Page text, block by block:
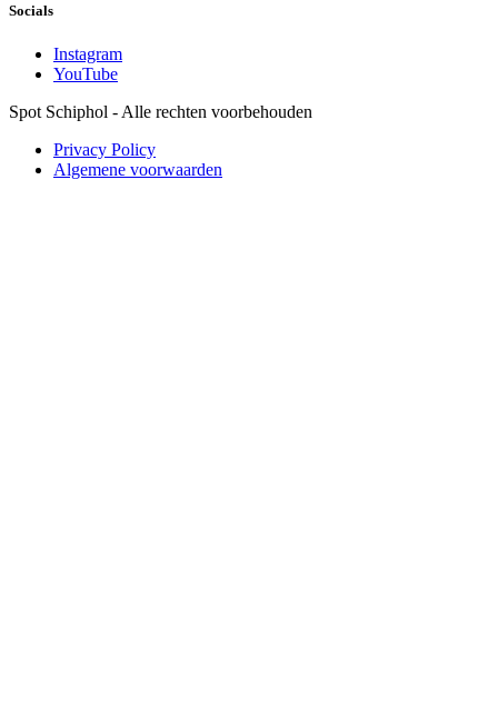
Socials
Instagram
YouTube
Spot Schiphol - Alle rechten voorbehouden
Privacy Policy
Algemene voorwaarden